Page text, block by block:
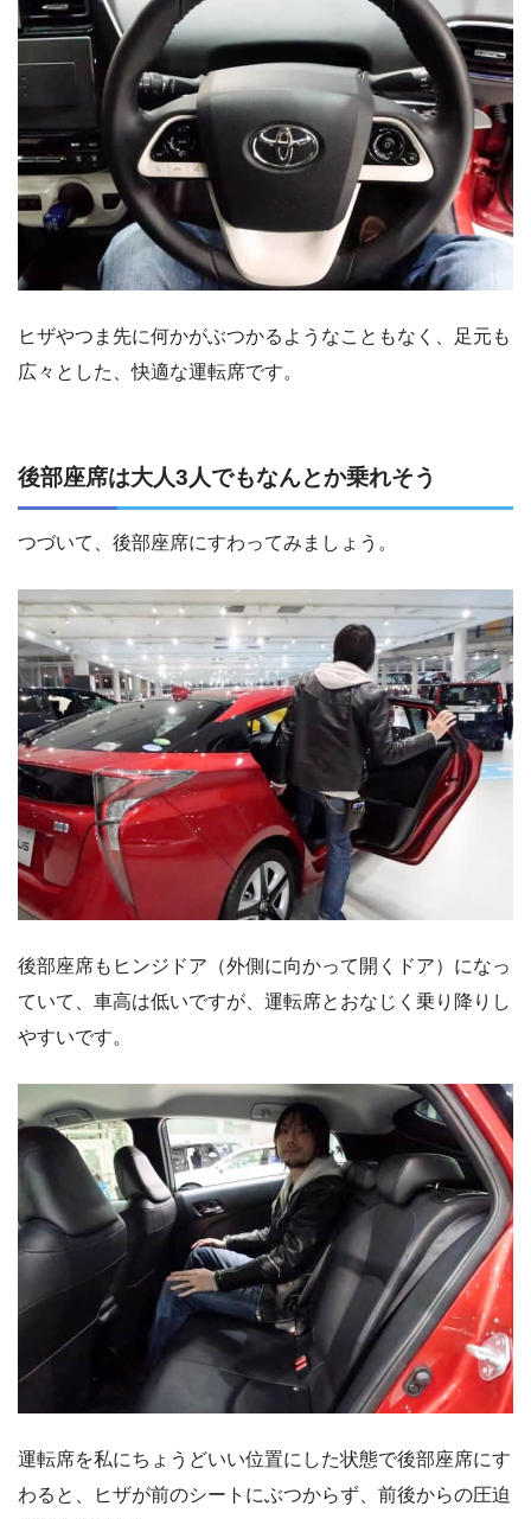
ヒザやつま先に何かがぶつかるようなこともなく、足元も
広々とした、快適な運転席です。
後部座席は大人3人でもなんとか乗れそう
つづいて、後部座席にすわってみましょう。
後部座席もヒンジドア（外側に向かって開くドア）になっ
ていて、車高は低いですが、運転席とおなじく乗り降りし
やすいです。
運転席を私にちょうどいい位置にした状態で後部座席にす
わると、ヒザが前のシートにぶつからず、前後からの圧迫